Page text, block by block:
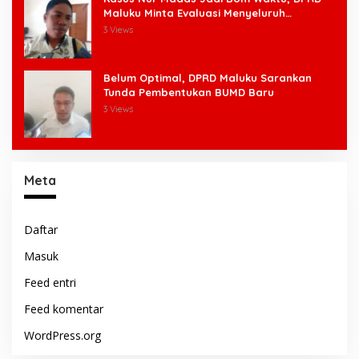
Maluku Minta Evaluasi Menyeluruh
Pengangkatan Pengangkatan Pejabat
3 Views
Belum Optimal, DPRD Maluku Sarankan
3 Views
Meta
Daftar
Masuk
Feed entri
Feed komentar
WordPress.org